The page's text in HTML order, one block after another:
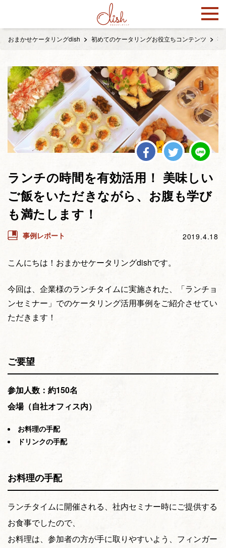
おまかせケータリングdish 初めてのケータリングお役立ちコンテンツ 事
ランチの時間を有効活用！ 美味しい
ご飯をいただきながら、お腹も学び
も満たします！
事例レポート 2019.4.18
こんにちは！おまかせケータリングdishです。
今回は、企業様のランチタイムに実施された、「ランチョ
ンセミナー」でのケータリング活用事例をご紹介させてい
ただきます！
ご要望
参加人数：約150名
会場（自社オフィス内）
お料理の手配
ドリンクの手配
お料理の手配
ランチタイムに開催される、社内セミナー時にご提供する
お食事でしたので、
お料理は、参加者の方が手に取りやすいよう、フィンガー